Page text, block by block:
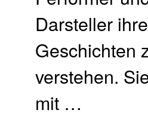
Darsteller
Geschichten
verstehen.
mit …